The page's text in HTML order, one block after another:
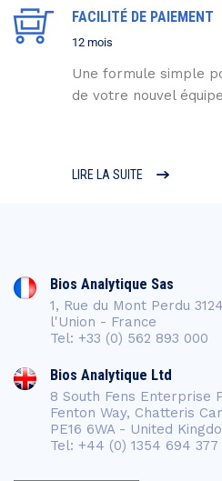
FACILITÉ DE PAIEMENT
12 mois
Une formule simple
de votre nouvel
LIRE LA SUITE
Bios Analytique Sas
1, Rue du Mont Perdu
l'Union - France
Tel: +33 (0) 562 893 000
Bios Analytique Ltd
8 South Fens Enterprise
Fenton Way, Chatteris
PE16 6WA - United
Tel: +44 (0) 1354 694 377